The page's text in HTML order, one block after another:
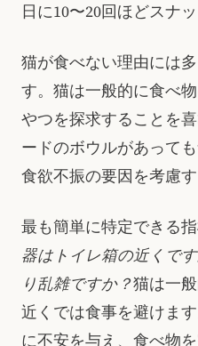
日に10〜20回ほどスナ
猫が食べない理由には
す。猫は一般的に食べ
やつを探求することを
ードのボウルがあって
食欲不振の要因を考慮
最も簡単に特定できる
器はトイレ箱の近くで
り乱雑ですか？猫は一
近くでは食事を避けま
に不安を与え、食べ物